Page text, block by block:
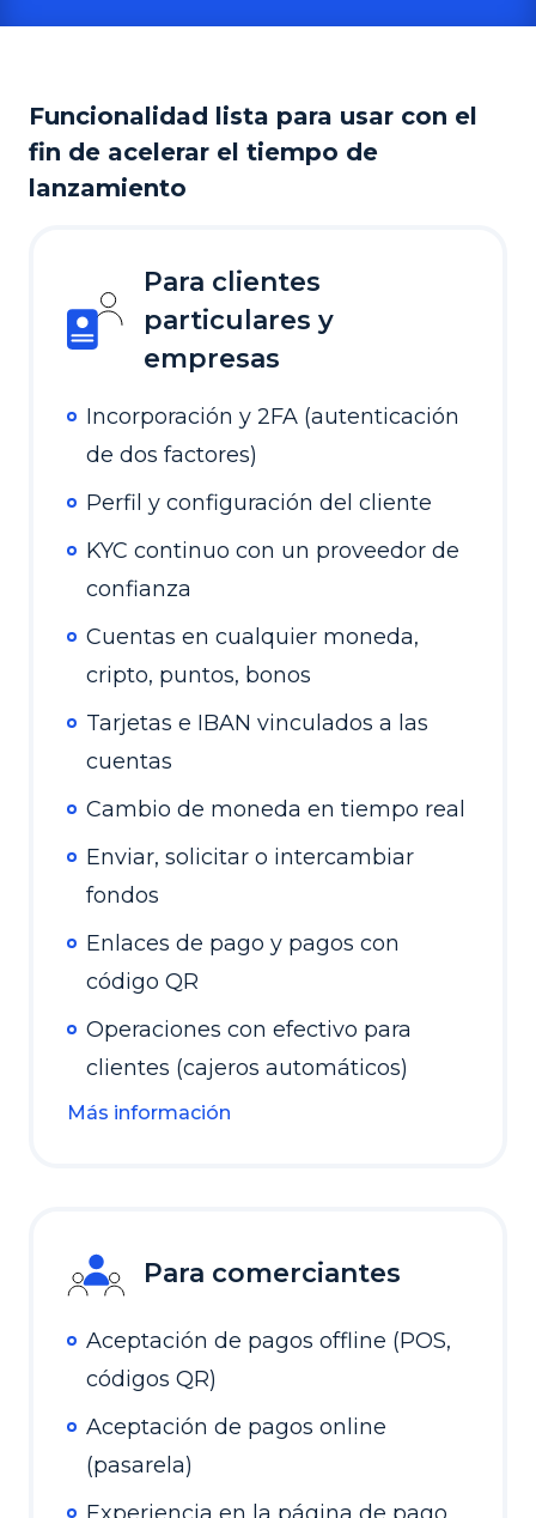
Funcionalidad lista para usar con el
fin de acelerar el tiempo de
lanzamiento
Para clientes
particulares y
empresas
Incorporación y 2FA (autenticación
de dos factores)
Perfil y configuración del cliente
KYC continuo con un proveedor de
confianza
Cuentas en cualquier moneda,
cripto, puntos, bonos
Tarjetas e IBAN vinculados a las
cuentas
Cambio de moneda en tiempo real
Enviar, solicitar o intercambiar
fondos
Enlaces de pago y pagos con
código QR
Operaciones con efectivo para
clientes (cajeros automáticos)
Más información
Para comerciantes
Aceptación de pagos offline (POS,
códigos QR)
Aceptación de pagos online
(pasarela)